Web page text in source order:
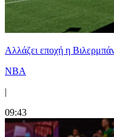
Aλλάζει εποχή η
NBA
|
09:43